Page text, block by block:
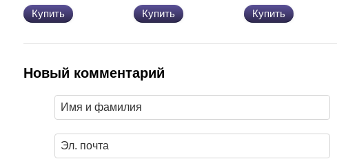
Купить Купить Купить
Новый комментарий